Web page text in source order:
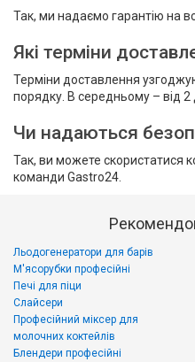
Так, ми надаємо гарантію на
Які терміни
Терміни доставлення
порядку. В середньому – від 2
Чи надаються
Так, ви можете скористатися
команди Gastro24.
Льодогенератори для барів
М'ясорубки професійні
Печі для піци
Слайсери
Професійний міксер для
молочних коктейлів
Блендери професійні